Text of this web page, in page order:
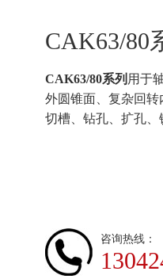
CAK63/80
CAK63/80系列 用于
外圆锥面、复杂回
切槽、钻孔、扩孔、
咨询热线：